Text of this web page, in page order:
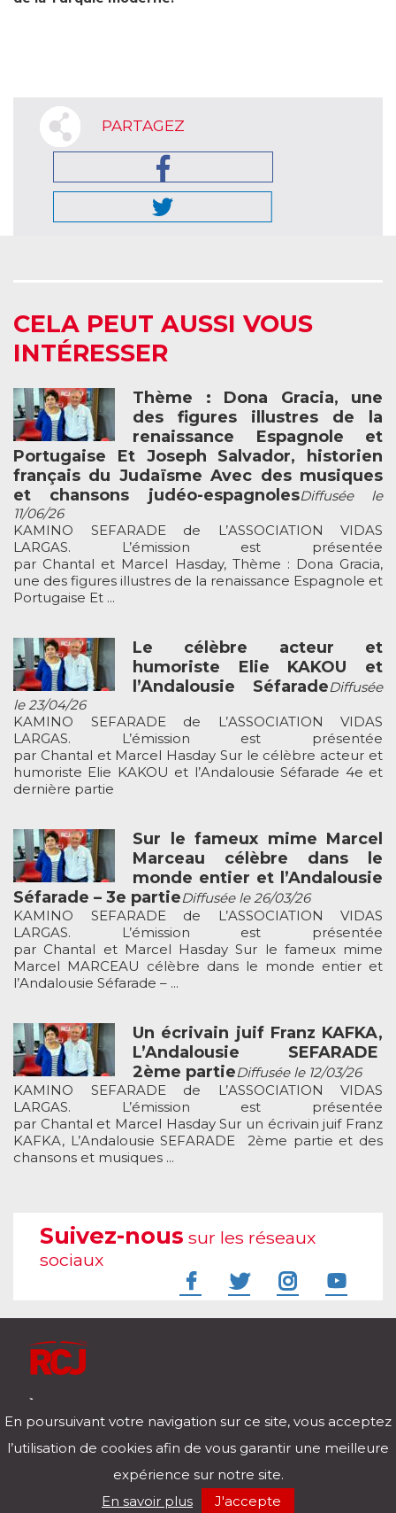
PARTAGEZ
CELA PEUT AUSSI VOUS
INTÉRESSER
Thème : Dona Gracia, une
des figures illustres de la
renaissance Espagnole et
Portugaise Et Joseph Salvador, historien
français du Judaïsme Avec des musiques
et chansons judéo-espagnolesDiffusée le
11/06/26
KAMINO SEFARADE de L’ASSOCIATION VIDAS
LARGAS. L’émission est présentée
par Chantal et Marcel Hasday, Thème : Dona Gracia,
une des figures illustres de la renaissance Espagnole et
Portugaise Et ...
Le célèbre acteur et
humoriste Elie KAKOU et
l’Andalousie SéfaradeDiffusée
le 23/04/26
KAMINO SEFARADE de L’ASSOCIATION VIDAS
LARGAS. L’émission est présentée
par Chantal et Marcel Hasday Sur le célèbre acteur et
humoriste Elie KAKOU et l’Andalousie Séfarade 4e et
dernière partie
Sur le fameux mime Marcel
Marceau célèbre dans le
monde entier et l’Andalousie
Séfarade – 3e partieDiffusée le 26/03/26
KAMINO SEFARADE de L’ASSOCIATION VIDAS
LARGAS. L’émission est présentée
par Chantal et Marcel Hasday Sur le fameux mime
Marcel MARCEAU célèbre dans le monde entier et
l’Andalousie Séfarade – ...
Un écrivain juif Franz KAFKA,
L’Andalousie SEFARADE
2ème partieDiffusée le 12/03/26
KAMINO SEFARADE de L’ASSOCIATION VIDAS
LARGAS. L’émission est présentée
par Chantal et Marcel Hasday Sur un écrivain juif Franz
KAFKA, L’Andalousie SEFARADE 2ème partie et des
chansons et musiques ...
Suivez-nous sur les réseaux
sociaux
Télécharger notre application pour iOs et Android
00:00
En poursuivant votre navigation sur ce site, vous acceptez
l’utilisation de cookies afin de vous garantir une meilleure
expérience sur notre site.
En savoir plus
J'accepte